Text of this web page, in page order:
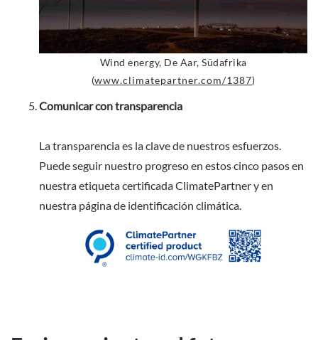
Wind energy, De Aar, Südafrika
(www.climatepartner.com/1387)
Comunicar con transparencia
La transparencia es la clave de nuestros esfuerzos.
Puede seguir nuestro progreso en estos cinco pasos en
nuestra etiqueta certificada ClimatePartner y en
nuestra página de identificación climática.